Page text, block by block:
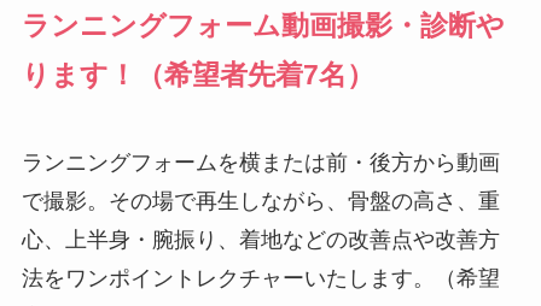
ランニングフォーム動画撮影・診断や
ります！（希望者先着7名）
ランニングフォームを横または前・後方から動画
で撮影。その場で再生しながら、骨盤の高さ、重
心、上半身・腕振り、着地などの改善点や改善方
法をワンポイントレクチャーいたします。（希望